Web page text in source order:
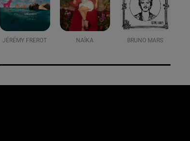
JÉRÉMY FREROT NAÏKA BRUNO MARS